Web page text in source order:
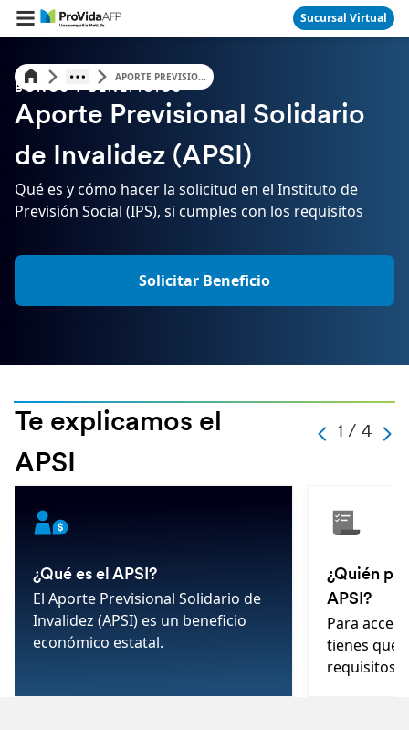
Sucursal Virtual
APORTE PREVISIO...
BONOS Y BENEFICIOS
Aporte Previsional Solidario
de Invalidez (APSI)
Qué es y cómo hacer la solicitud en el Instituto de
Previsión Social (IPS), si cumples con los requisitos
Solicitar Beneficio
Te explicamos el
APSI
1 / 4
-
¿Qué es el APSI?
El Aporte Previsional Solidario de
Invalidez (APSI) es un beneficio
económico estatal.
¿Quién
APSI?
Para
tienes que
requisitos.